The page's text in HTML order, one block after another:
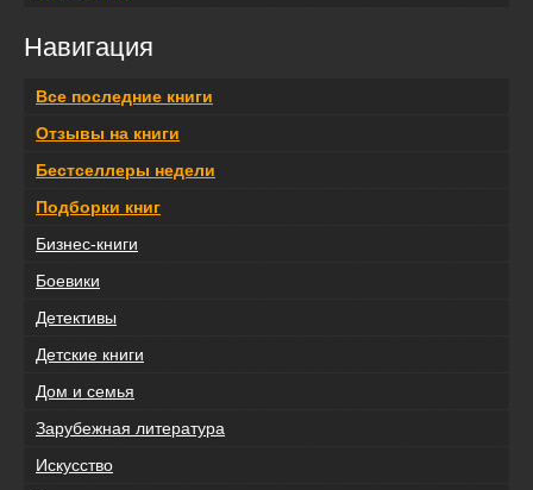
Навигация
Все последние книги
Отзывы на книги
Бестселлеры недели
Подборки книг
Бизнес-книги
Боевики
Детективы
Детские книги
Дом и семья
Зарубежная литература
Искусство